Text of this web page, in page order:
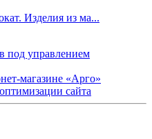
Изделия из ма...
под управлением
магазине «Арго»
сайта